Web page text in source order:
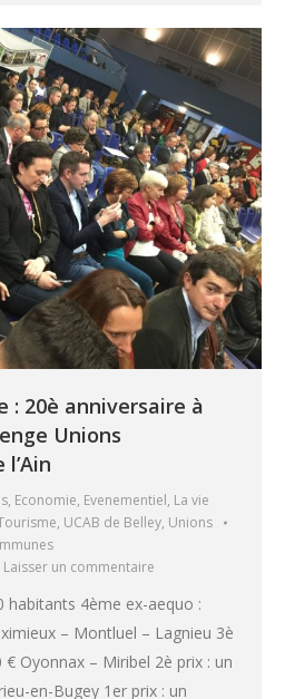
: 20è anniversaire à
Unions
, Economie, Evenementiel, La vie
, UCAB de Belley, Unions
Laisser un commentaire
habitants 4ème ex-aequo :
– Montluel – Lagnieu 3è
€ Oyonnax – Miribel 2è prix : un
en-Bugey 1er prix : un